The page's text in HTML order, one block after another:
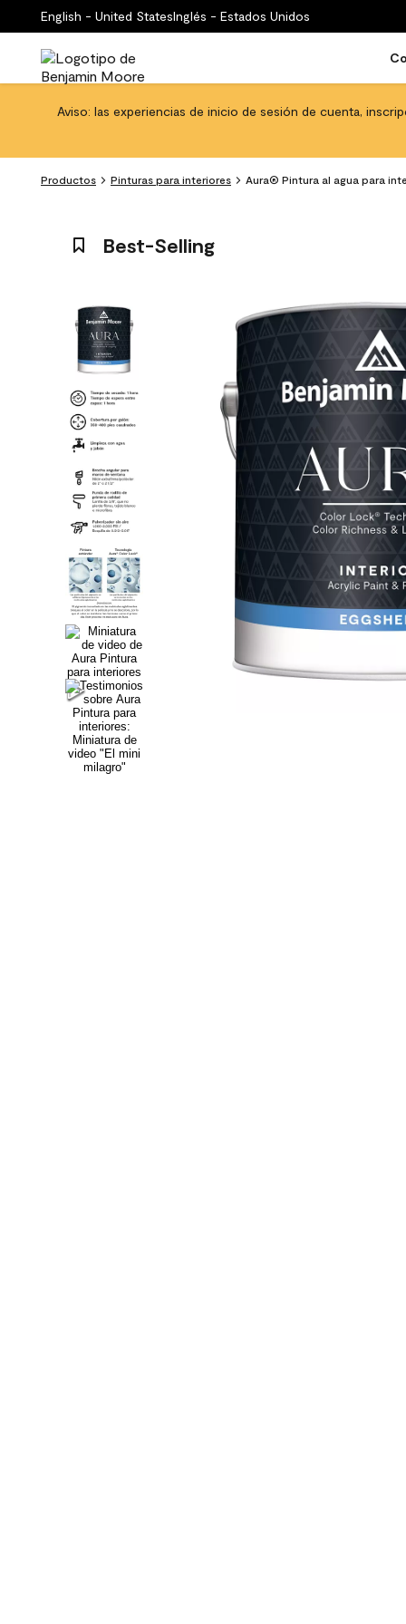
English - United StatesInglés - Estados Unidos
Aviso: las experiencias de inicio de sesión de cuenta,
Productos Pinturas para interiores Aura® Pintura al agua para
Best-Selling